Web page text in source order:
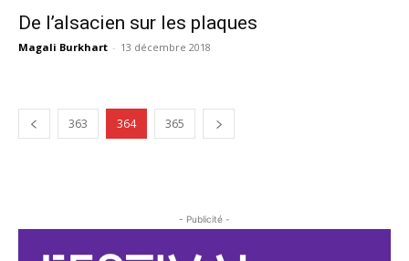
De l’alsacien sur les plaques
Magali Burkhart - 13 décembre 2018
363 364 365
- Publicité -